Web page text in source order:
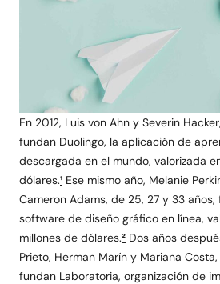
En 2012, Luis von Ahn y Severin
fundan Duolingo, la aplicación de
descargada en el mundo, valorizada
dólares.¹ Ese mismo año, Melanie
Cameron Adams, de 25, 27 y 33 años,
software de diseño gráfico en línea,
millones de dólares.² Dos años
Prieto, Herman Marín y Mariana
fundan Laboratoria, organización de